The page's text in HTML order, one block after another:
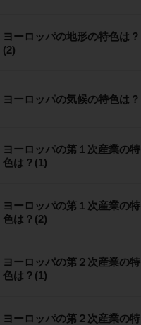
ヨーロッパの地形の特色は？
(2)
ヨーロッパの気候の特色は？
ヨーロッパの第１次産業の特
色は？(1)
ヨーロッパの第１次産業の特
色は？(2)
ヨーロッパの第２次産業の特
色は？(1)
ヨーロッパの第２次産業の特